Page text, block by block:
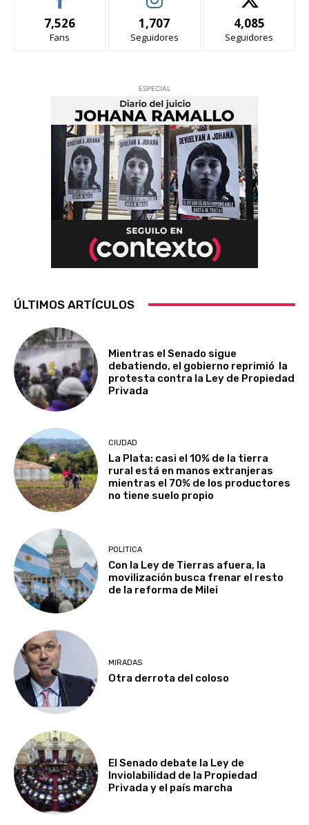
7,526
Fans
1,707
Seguidores
4,085
Seguidores
ESPECIAL
ÚLTIMOS ARTÍCULOS
Mientras el Senado sigue
debatiendo, el gobierno reprimió la
protesta contra la Ley de Propiedad
Privada
CIUDAD
La Plata: casi el 10% de la tierra
rural está en manos extranjeras
mientras el 70% de los productores
no tiene suelo propio
POLITICA
Con la Ley de Tierras afuera, la
movilización busca frenar el resto
de la reforma de Milei
MIRADAS
Otra derrota del coloso
El Senado debate la Ley de
Inviolabilidad de la Propiedad
Privada y el país marcha